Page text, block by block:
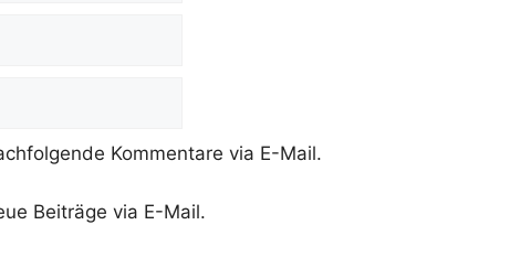
Kommentare via E-Mail.
Beiträge via E-Mail.